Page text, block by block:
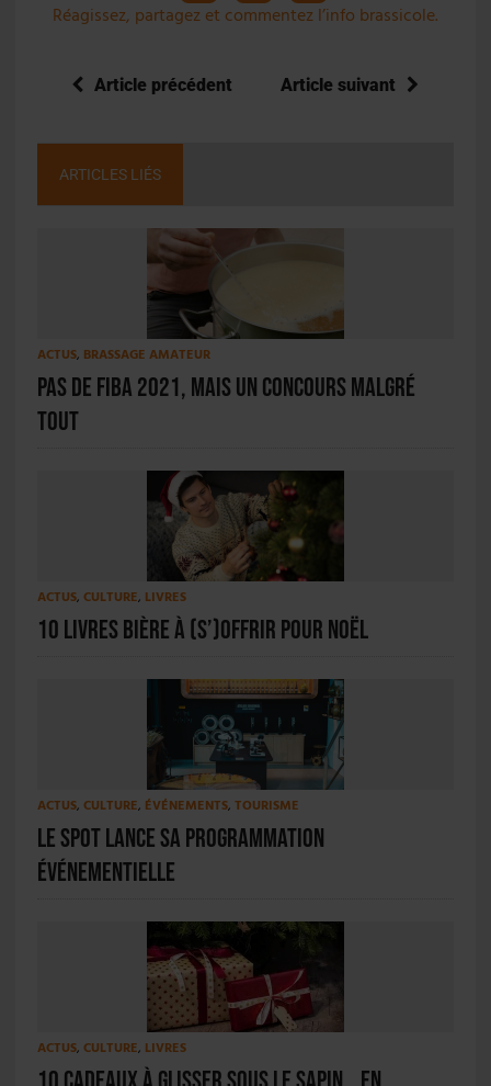
Réagissez, partagez et commentez l’info brassicole.
Article précédent Article suivant
ARTICLES LIÉS
ACTUS, BRASSAGE AMATEUR
Pas de FIBA 2021, mais un concours malgré
tout
ACTUS, CULTURE, LIVRES
10 livres bière à (s’)offrir pour Noël
ACTUS, CULTURE, ÉVÉNEMENTS, TOURISME
Le Spot lance sa programmation
événementielle
ACTUS, CULTURE, LIVRES